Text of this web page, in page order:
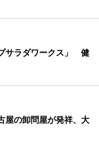
サラダワークス」 健
の卸問屋が発祥、大